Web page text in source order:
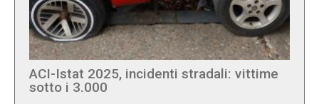
ACI-Istat 2025, incidenti stradali: vittime
sotto i 3.000